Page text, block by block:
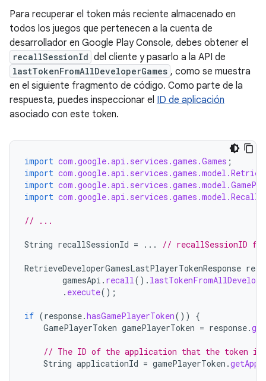
Para recuperar el token más reciente almacenado en
todos los juegos que pertenecen a la cuenta de
desarrollador en Google Play Console, debes obtener el
recallSessionId del cliente y pasarlo a la API de
lastTokenFromAllDeveloperGames , como se muestra
en el siguiente fragmento de código. Como parte de la
respuesta, puedes inspeccionar el ID de aplicación
asociado con este token.
import com.google.api.services.games.Games ;
import
import
import
// ...
String recallSessionId = ... // recallSessionID
RetrieveDeveloperGamesLastPlayerTokenResponse
gamesApi . recall().
. execute();
if (response.hasGamePlayerToken())
{
GamePlayerToken gamePlayerToken = response.
// The ID of the application that the token is
String applicationId = gamePlayerToken .